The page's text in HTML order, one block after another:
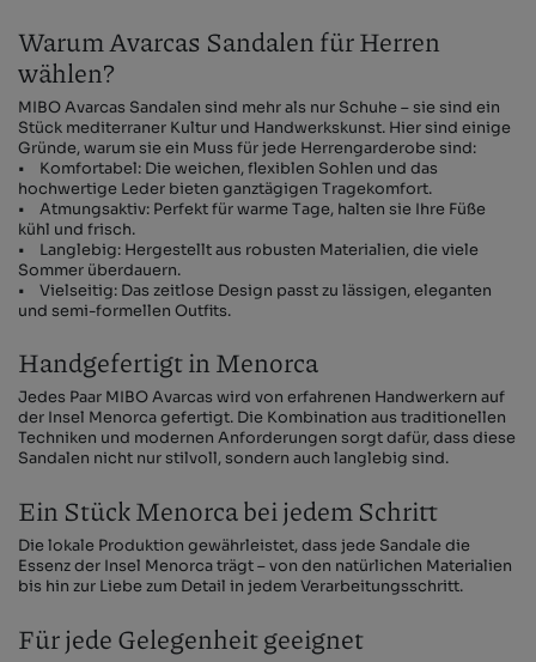
Warum Avarcas Sandalen für Herren
wählen?
MIBO Avarcas Sandalen sind mehr als nur Schuhe – sie sind ein
Stück mediterraner Kultur und Handwerkskunst. Hier sind einige
Gründe, warum sie ein Muss für jede Herrengarderobe sind:
• Komfortabel: Die weichen, flexiblen Sohlen und das
hochwertige Leder bieten ganztägigen Tragekomfort.
• Atmungsaktiv: Perfekt für warme Tage, halten sie Ihre Füße
kühl und frisch.
• Langlebig: Hergestellt aus robusten Materialien, die viele
Sommer überdauern.
• Vielseitig: Das zeitlose Design passt zu lässigen, eleganten
und semi-formellen Outfits.
Handgefertigt in Menorca
Jedes Paar MIBO Avarcas wird von erfahrenen Handwerkern auf
der Insel Menorca gefertigt. Die Kombination aus traditionellen
Techniken und modernen Anforderungen sorgt dafür, dass diese
Sandalen nicht nur stilvoll, sondern auch langlebig sind.
Ein Stück Menorca bei jedem Schritt
Die lokale Produktion gewährleistet, dass jede Sandale die
Essenz der Insel Menorca trägt – von den natürlichen Materialien
bis hin zur Liebe zum Detail in jedem Verarbeitungsschritt.
Für jede Gelegenheit geeignet